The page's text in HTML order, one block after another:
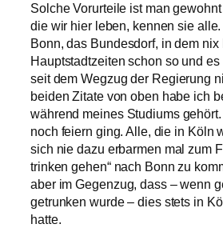
Solche Vorurteile ist man
die wir hier leben, kennen sie
Bonn, das Bundesdorf, in dem nix
Hauptstadtzeiten schon so und
seit dem Wegzug der Regierung
beiden Zitate von oben habe ich
während meines Studiums
noch feiern ging. Alle, die in Köln
sich nie dazu erbarmen mal zum
trinken gehen“ nach Bonn zu
aber im Gegenzug, dass – wenn
getrunken wurde – dies stets in
hatte.